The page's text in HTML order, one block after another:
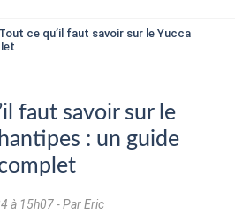
Tout ce qu’il faut savoir sur le Yucca
faut savoir sur le
: un guide
à 15h07- Par Eric